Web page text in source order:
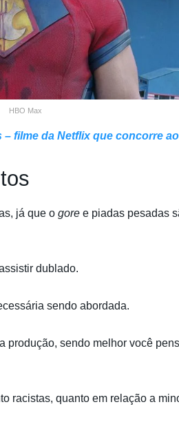
HBO Max
– filme da Netflix que concorre
já que o gore e piadas pesadas
dublado.
sendo abordada.
produção, sendo melhor você
racistas, quanto em relação a